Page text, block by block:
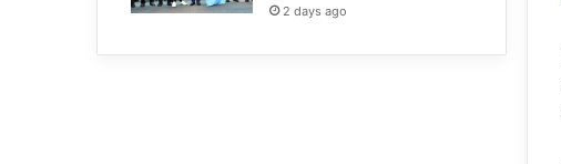
2 days ago